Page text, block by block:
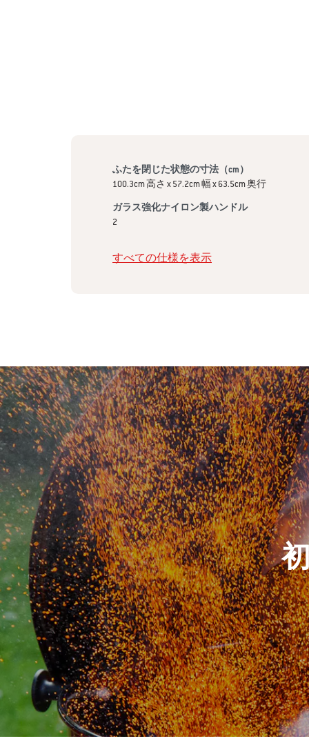
ふたを閉じた状態の寸法（cm）
100.3cm 高さ x 57.2cm 幅 x 63.5cm 奥行
ガラス強化ナイロン製ハンドル
2
すべての仕様を表示